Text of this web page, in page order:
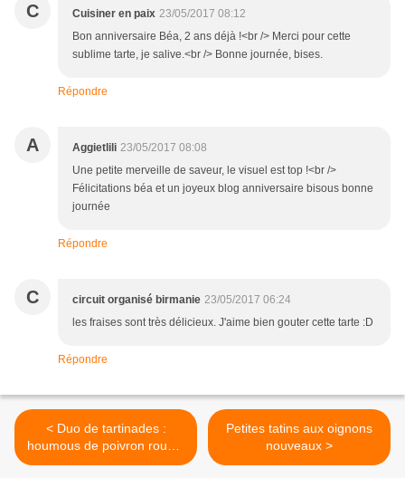
C Cuisiner en paix 23/05/2017 08:12
Bon anniversaire Béa, 2 ans déjà !<br /> Merci pour cette
sublime tarte, je salive.<br /> Bonne journée, bises.
Répondre
A Aggietlili 23/05/2017 08:08
Une petite merveille de saveur, le visuel est top !<br />
Félicitations béa et un joyeux blog anniversaire bisous bonne
journée
Répondre
C circuit organisé birmanie 23/05/2017 06:24
les fraises sont très délicieux. J'aime bien gouter cette tarte :D
Répondre
< Duo de tartinades :
houmous de poivron rouge,
crème de saumon fumé
Petites tatins aux oignons
nouveaux >